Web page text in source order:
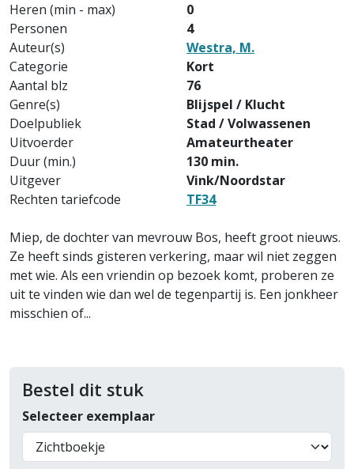
Heren (min - max)
0
Personen
4
Auteur(s)
Westra, M.
Categorie
Kort
Aantal blz
76
Genre(s)
Blijspel / Klucht
Doelpubliek
Stad / Volwassenen
Uitvoerder
Amateurtheater
Duur (min.)
130 min.
Uitgever
Vink/Noordstar
Rechten tariefcode
TF34
Miep, de dochter van mevrouw Bos, heeft groot nieuws.
Ze heeft sinds gisteren verkering, maar wil niet zeggen
met wie. Als een vriendin op bezoek komt, proberen ze
uit te vinden wie dan wel de tegenpartij is. Een jonkheer
misschien of...
Bestel dit stuk
Selecteer exemplaar